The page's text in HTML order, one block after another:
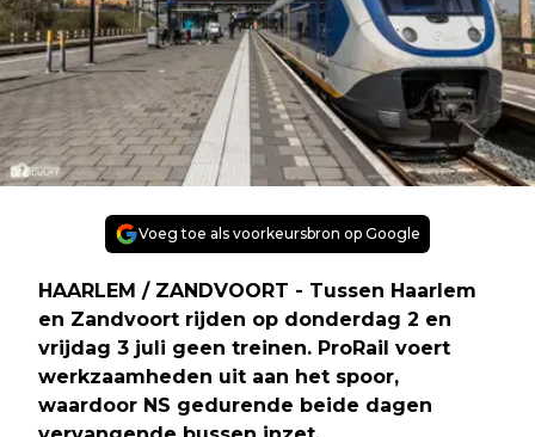
Voeg toe als voorkeursbron op Google
HAARLEM / ZANDVOORT - Tussen Haarlem
en Zandvoort rijden op donderdag 2 en
vrijdag 3 juli geen treinen. ProRail voert
werkzaamheden uit aan het spoor,
waardoor NS gedurende beide dagen